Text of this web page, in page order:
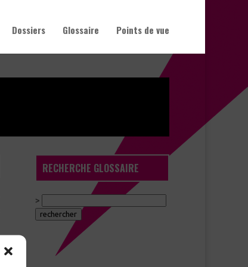
Dossiers Glossaire Points de vue
RECHERCHE GLOSSAIRE
>